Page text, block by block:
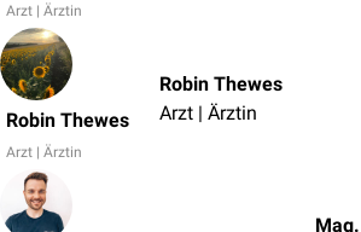
Arzt | Ärztin
Robin Thewes
Arzt | Ärztin
Robin Thewes
Arzt | Ärztin